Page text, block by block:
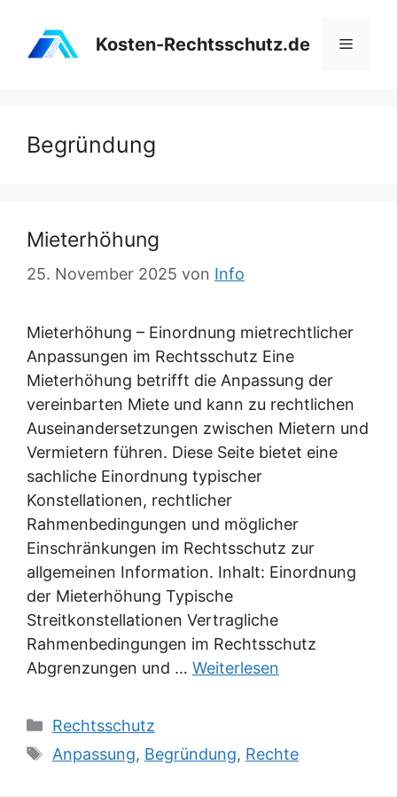
Inhalt
springen
Kosten-Rechtsschutz.de Menü
Begründung
Mieterhöhung
25. November 2025 von Info
Mieterhöhung – Einordnung mietrechtlicher
Anpassungen im Rechtsschutz Eine
Mieterhöhung betrifft die Anpassung der
vereinbarten Miete und kann zu rechtlichen
Auseinandersetzungen zwischen Mietern und
Vermietern führen. Diese Seite bietet eine
sachliche Einordnung typischer
Konstellationen, rechtlicher
Rahmenbedingungen und möglicher
Einschränkungen im Rechtsschutz zur
allgemeinen Information. Inhalt: Einordnung
der Mieterhöhung Typische
Streitkonstellationen Vertragliche
Rahmenbedingungen im Rechtsschutz
Abgrenzungen und … Weiterlesen
Kategorien
Rechtsschutz
Schlagwörter
Anpassung, Begründung, Rechte